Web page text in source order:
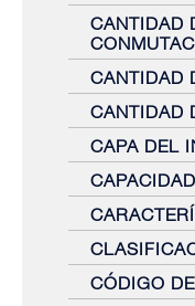
CANTIDAD
CANTIDAD
CANTIDAD
CAPA DEL
CÓDIGO